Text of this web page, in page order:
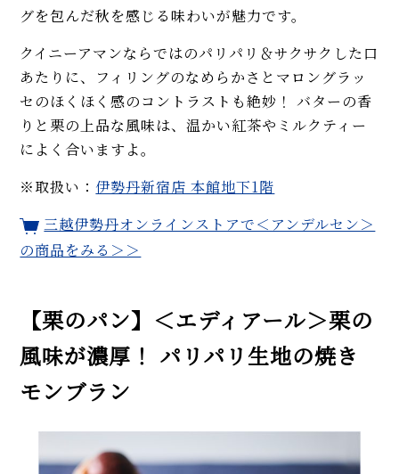
グを包んだ秋を感じる味わいが魅力です。
クイニーアマンならではのパリパリ＆サクサクした口
あたりに、フィリングのなめらかさとマロングラッ
セのほくほく感のコントラストも絶妙！ バターの香
りと栗の上品な風味は、温かい紅茶やミルクティー
によく合いますよ。
※取扱い： 伊勢丹新宿店 本館地下1階
三越伊勢丹オンラインストアで＜アンデルセン＞
の商品をみる＞＞
【栗のパン】＜エディアール＞栗の
風味が濃厚！ パリパリ生地の焼き
モンブラン